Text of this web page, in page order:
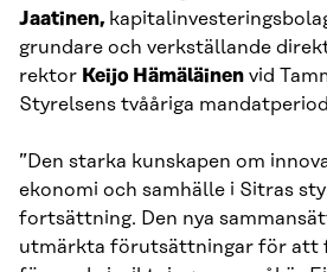
Jaatinen,
grundare och verkställande
rektor Keijo Hämäläinen vid
Styrelsens tvååriga
”Den starka kunskapen om
ekonomi och samhälle i Sitras
fortsättning. Den nya
utmärkta förutsättningar för att